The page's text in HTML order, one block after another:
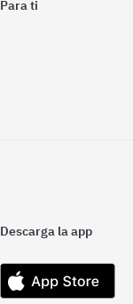
Para ti
Descarga la app